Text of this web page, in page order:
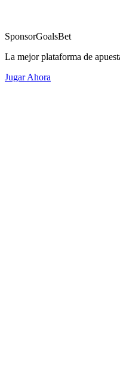
SponsorGoalsBet
La mejor plataforma de
Jugar Ahora